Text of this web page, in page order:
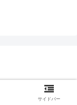
サイドバー